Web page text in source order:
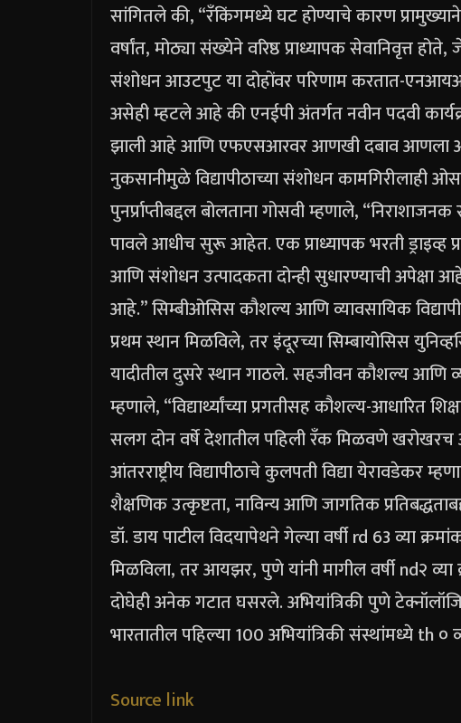
सांगितले की, “रँकिंगमध्ये घट होण्याचे कारण
वर्षांत, मोठ्या संख्येने वरिष्ठ प्राध्यापक सेवानिवृत्त
संशोधन आउटपुट या दोहोंवर परिणाम करतात-
असेही म्हटले आहे की एनईपी अंतर्गत नवीन पदवी
झाली आहे आणि एफएसआरवर आणखी दबाव आणला
नुकसानीमुळे विद्यापीठाच्या संशोधन कामगिरीलाही
पुनर्प्राप्तीबद्दल बोलताना गोसवी म्हणाले,
पावले आधीच सुरू आहेत. एक प्राध्यापक भरती
आणि संशोधन उत्पादकता दोन्ही सुधारण्याची अपेक्षा
आहे.”सिम्बीओसिस कौशल्य आणि व्यावसायिक
प्रथम स्थान मिळविले, तर इंदूरच्या सिम्बायोसिस
यादीतील दुसरे स्थान गाठले.सहजीवन कौशल्य आणि
म्हणाले, “विद्यार्थ्यांच्या प्रगतीसह कौशल्य-आधारित
सलग दोन वर्षे देशातील पहिली रँक मिळवणे
आंतरराष्ट्रीय विद्यापीठाचे कुलपती विद्या येरावडेकर
शैक्षणिक उत्कृष्टता, नाविन्य आणि जागतिक
डॉ. डाय पाटील विदयापेथने गेल्या वर्षी rd 63 व्या
मिळविला, तर आयझर, पुणे यांनी मागील वर्षी nd२
दोघेही अनेक गटात घसरले.अभियांत्रिकी पुणे
भारतातील पहिल्या 100 अभियांत्रिकी संस्थांमध्ये th ०
Source link